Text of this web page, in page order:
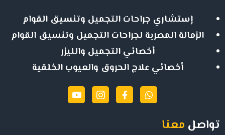
إستشاري جراحات التجميل وتنسيق القوام
الزمالة المصرية لجراحات التجميل وتنسيق القوام
أخصائي التجميل والليزر
أخصائي علاج الحروق والعيوب الخلقية
تواصل معنا